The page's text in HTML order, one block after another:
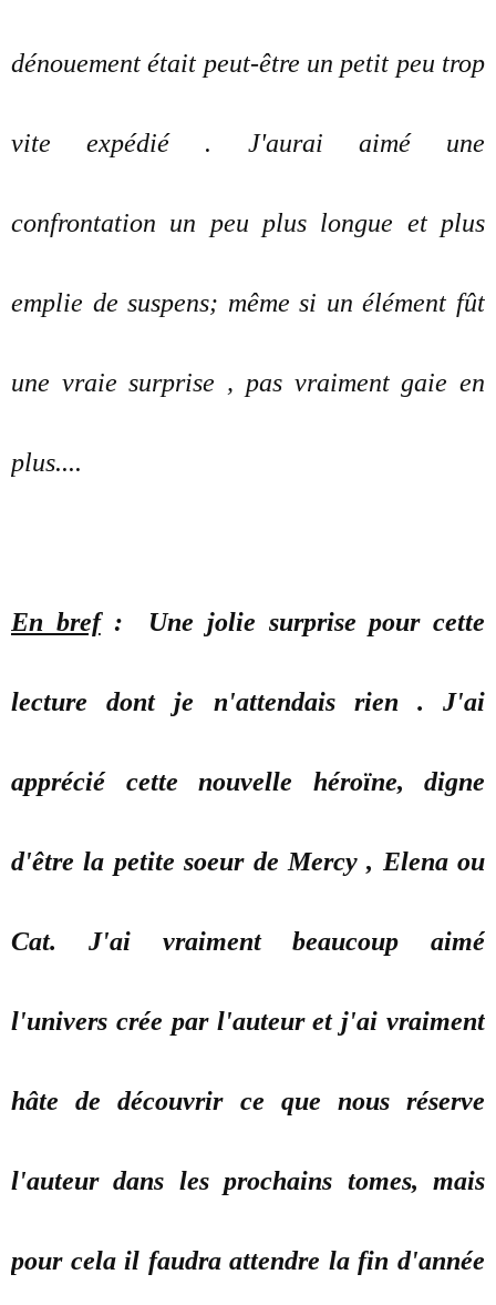
dénouement était peut-être un petit peu trop
vite expédié . J'aurai aimé une
confrontation un peu plus longue et plus
emplie de suspens; même si un élément fût
une vraie surprise , pas vraiment gaie en
plus....
En bref: Une jolie surprise pour cette
lecture dont je n'attendais rien . J'ai
apprécié cette nouvelle héroïne, digne
d'être la petite soeur de Mercy , Elena ou
Cat. J'ai vraiment beaucoup aimé
l'univers crée par l'auteur et j'ai vraiment
hâte de découvrir ce que nous réserve
l'auteur dans les prochains tomes, mais
pour cela il faudra attendre la fin d'année